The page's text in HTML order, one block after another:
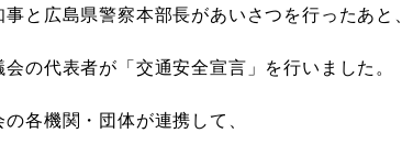
と広島県警察本部長があいさつを行ったあと、
の代表者が「交通安全宣言」を行いました。
各機関・団体が連携して、